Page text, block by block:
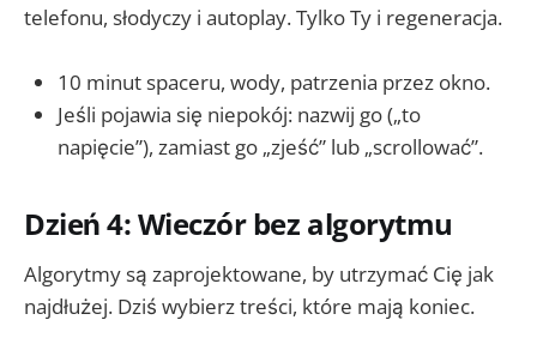
telefonu, słodyczy i autoplay. Tylko Ty i regeneracja.
10 minut spaceru, wody, patrzenia przez okno.
Jeśli pojawia się niepokój: nazwij go („to
napięcie”), zamiast go „zjeść” lub „scrollować”.
Dzień 4: Wieczór bez algorytmu
Algorytmy są zaprojektowane, by utrzymać Cię jak
najdłużej. Dziś wybierz treści, które mają koniec.